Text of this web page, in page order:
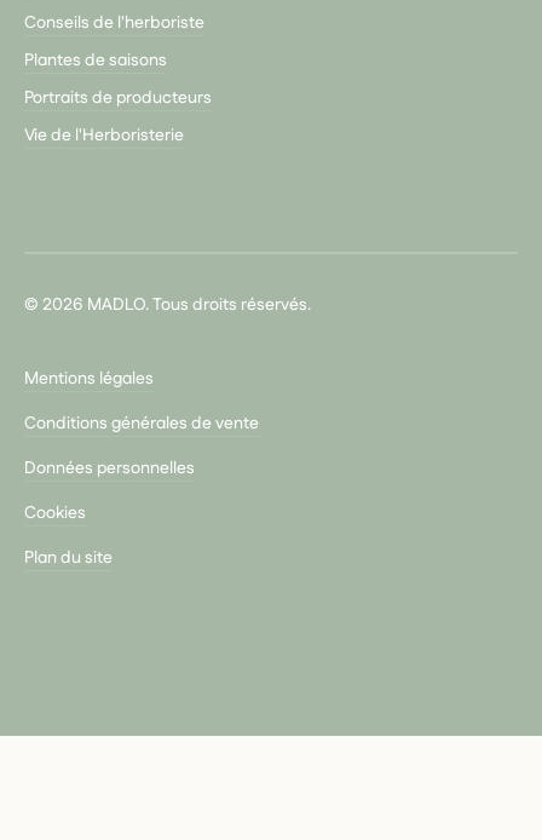
Conseils de l'herboriste
Plantes de saisons
Portraits de producteurs
Vie de l'Herboristerie
© 2026 MADLO. Tous droits réservés.
Mentions légales
Conditions générales de vente
Données personnelles
Cookies
Plan du site